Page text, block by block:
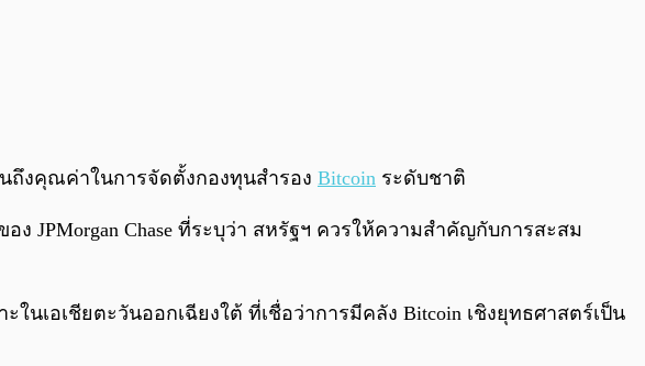
ถึงคุณค่าในการจัดตั้งกองทุนสำรอง Bitcoin ระดับชาติ
JPMorgan Chase ที่ระบุว่า สหรัฐฯ ควรให้ความสำคัญกับการสะสม
เอเชียตะวันออกเฉียงใต้ ที่เชื่อว่าการมีคลัง Bitcoin เชิงยุทธศาสตร์เป็น